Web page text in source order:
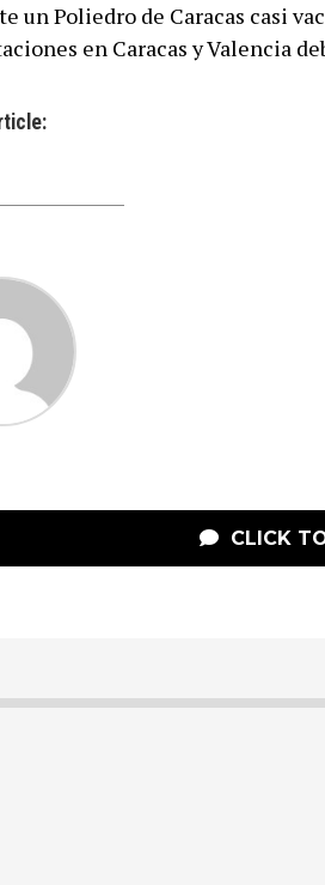
un Poliedro de Caracas casi
en Caracas y Valencia
CLICK